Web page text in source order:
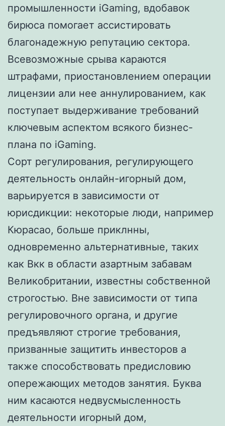
промышленности iGaming, вдобавок
бирюса помогает ассистировать
благонадежную репутацию сектора.
Всевозможные срыва караются
штрафами, приостановлением операции
лицензии али нее аннулированием, как
поступает выдерживание требований
ключевым аспектом всякого бизнес-
плана по iGaming.
Сорт регулирования, регулирующего
деятельность онлайн-игорный дом,
варьируется в зависимости от
юрисдикции: некоторые люди, например
Кюрасао, больше приклнны,
одновременно альтернативные, таких
как Вкк в области азартным забавам
Великобритании, известны собственной
строгостью. Вне зависимости от типа
регулировочного органа, и другие
предъявляют строгие требования,
призванные защитить инвесторов а
также способствовать предисловию
опережающих методов занятия. Буква
ним касаются недвусмысленность
деятельности игорный дом,